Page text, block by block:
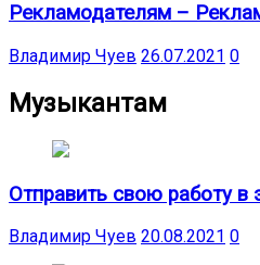
Рекламодателям –
Владимир Чуев 26.07.2021 0
Музыкантам
Отправить свою работу в
Владимир Чуев 20.08.2021 0